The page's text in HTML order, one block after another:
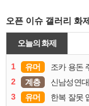
오픈 이슈 갤러리 화
오늘의 화제
1 유머 조카 용돈
2
계층 신남성연
3
유머 한복 잘못